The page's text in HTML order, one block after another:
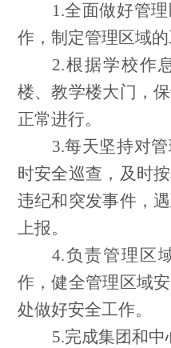
1.全面做好管
作，制定管理区域的
2.根据学校作
楼、教学楼大门，
正常进行。
3.每天坚持对
时安全巡查，及时
违纪和突发事件，
上报。
4.负责管理区
作，健全管理区域
处做好安全工作。
5.完成集团和中